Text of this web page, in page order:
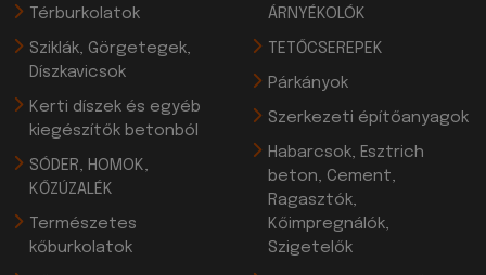
Térburkolatok
Sziklák, Görgetegek,
Díszkavicsok
Kerti díszek és egyéb
kiegészítők betonból
SÓDER, HOMOK,
KŐZÚZALÉK
Természetes
kőburkolatok
ÁRNYÉKOLÓK
TETŐCSEREPEK
Párkányok
Szerkezeti építőanyagok
Habarcsok, Esztrich
beton, Cement,
Ragasztók,
Kőimpregnálók,
Szigetelők